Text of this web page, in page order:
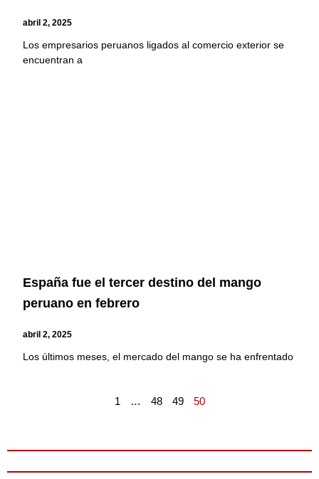
abril 2, 2025
Los empresarios peruanos ligados al comercio exterior se
encuentran a
España fue el tercer destino del mango
peruano en febrero
abril 2, 2025
Los últimos meses, el mercado del mango se ha enfrentado
1 … 48 49 50